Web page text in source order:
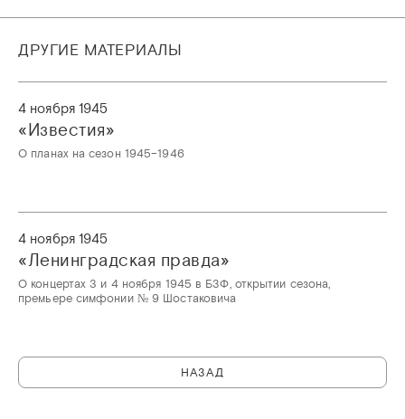
ДРУГИЕ МАТЕРИАЛЫ
4 ноября 1945
«Известия»
О планах на сезон 1945–1946
4 ноября 1945
«Ленинградская правда»
О концертах 3 и 4 ноября 1945 в БЗФ, открытии сезона,
премьере симфонии № 9 Шостаковича
НАЗАД